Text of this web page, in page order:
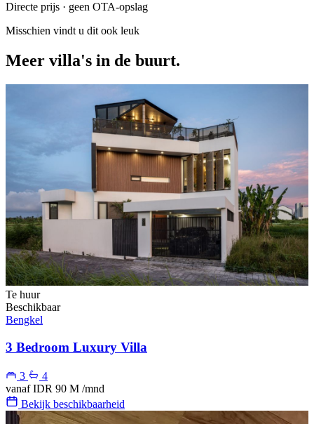
Directe prijs · geen OTA-opslag
Misschien vindt u dit ook leuk
Meer villa's in de buurt.
Te huur
Beschikbaar
Bengkel
3 Bedroom Luxury Villa
3
4
vanaf IDR 90 M /mnd
Bekijk beschikbaarheid